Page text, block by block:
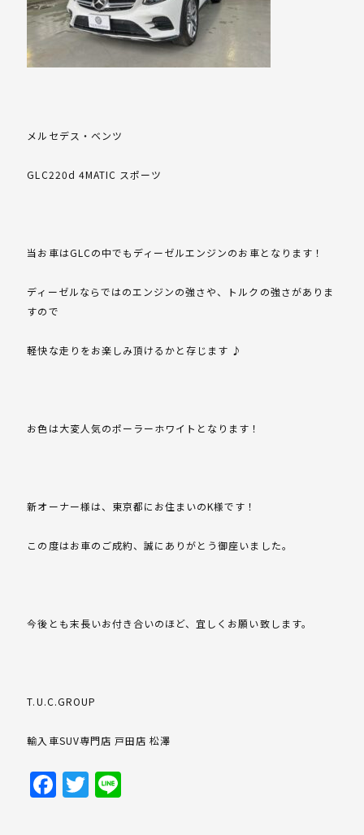
メルセデス・ベンツ
GLC220d 4MATIC スポーツ
当お車はGLCの中でもディーゼルエンジンのお車となります！
ディーゼルならではのエンジンの強さや、トルクの強さがありま
すので
軽快な走りをお楽しみ頂けるかと存じます ♪
お色は大変人気のポーラーホワイトとなります！
新オーナー様は、東京都にお住まいのK様です！
この度はお車のご成約、誠にありがとう御座いました。
今後とも末長いお付き合いのほど、宜しくお願い致します。
T.U.C.GROUP
輸入車SUV専門店 戸田店 松澤
Facebook
Twitter